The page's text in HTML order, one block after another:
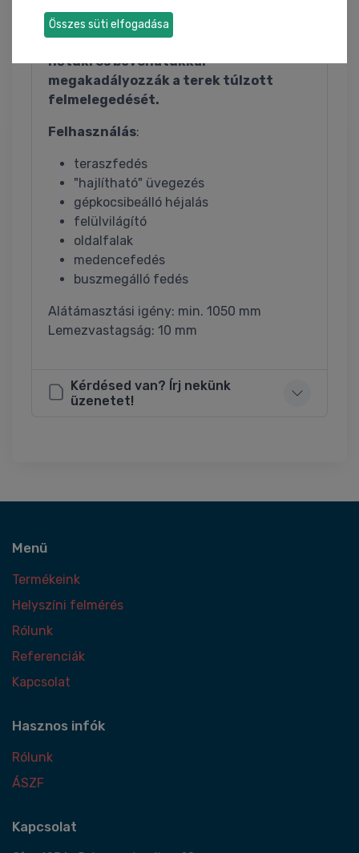
fedéseket készíthet, amik a lehető
legtöbb fényt engedik át, ugyanakkor
hőtükrös bevonatukkal
megakadályozzák a terek túlzott
felmelegedését.
Felhasználás:
teraszfedés
"hajlítható" üvegezés
gépkocsibeálló héjalás
felülvilágító
oldalfalak
medencefedés
buszmegálló fedés
Alátámasztási igény: min. 1050 mm
Lemezvastagság: 10 mm
Kérdésed van? Írj nekünk
üzenetet!
Menü
Termékeink
Helyszíni felmérés
Rólunk
Referenciák
Kapcsolat
Hasznos infók
Rólunk
ÁSZF
Kapcsolat
Összes süti elfogadása